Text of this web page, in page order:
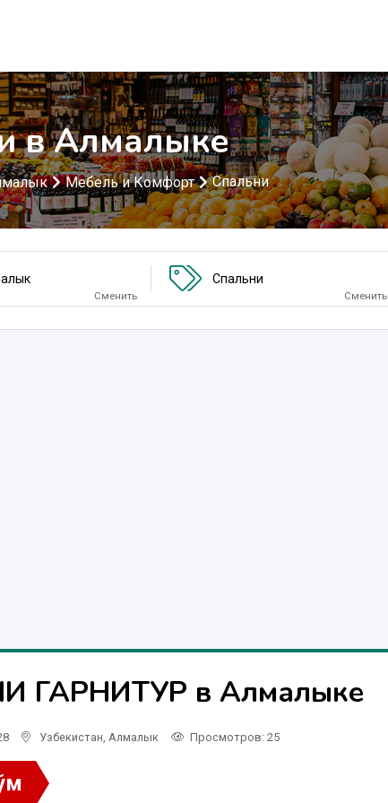
в Алмалыке
Мебель и Комфорт Спальни
Сменить
Спальни
Сменить
ГАРНИТУР в Алмалыке
Узбекистан Алмалык Просмотров: 25